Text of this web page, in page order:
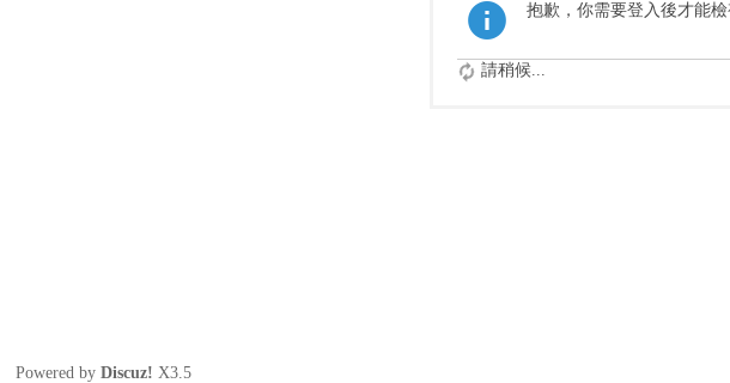
抱歉，你需要登入後才能
請稍候...
Powered byDiscuz! X3.5